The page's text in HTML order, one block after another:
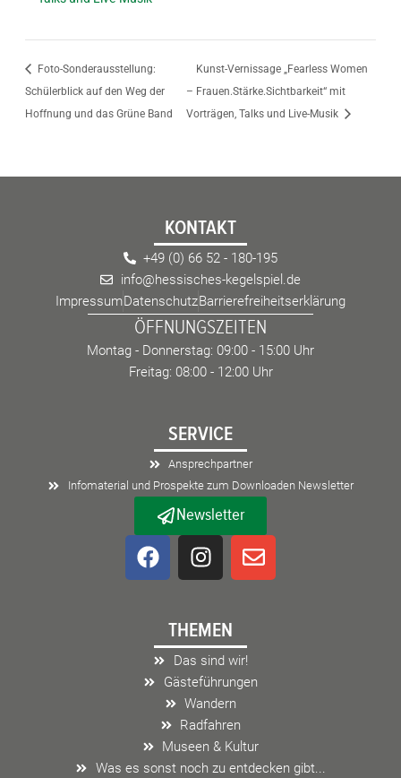
Foto-Sonderausstellung:
Schülerblick auf den Weg der
Hoffnung und das Grüne Band
Kunst-Vernissage „Fearless Women
– Frauen.Stärke.Sichtbarkeit“ mit
Vorträgen, Talks und Live-Musik
KONTAKT
+49 (0) 66 52 - 180-195
info@hessisches-kegelspiel.de
ImpressumDatenschutzBarrierefreiheitserklärung
ÖFFNUNGSZEITEN
Montag - Donnerstag: 09:00 - 15:00 Uhr
Freitag: 08:00 - 12:00 Uhr
SERVICE
Ansprechpartner
Infomaterial und Prospekte zum Downloaden Newsletter
Newsletter
F
a
o
o
I
n
a
g
r
a
m
E
n
p
THEMEN
Das sind wir!
Gästeführungen
Wandern
Radfahren
Museen & Kultur
Was es sonst noch zu entdecken gibt...